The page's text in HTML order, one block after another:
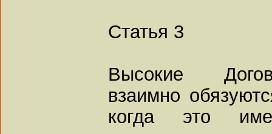
Статья 3
Высокие
взаимно
когда это